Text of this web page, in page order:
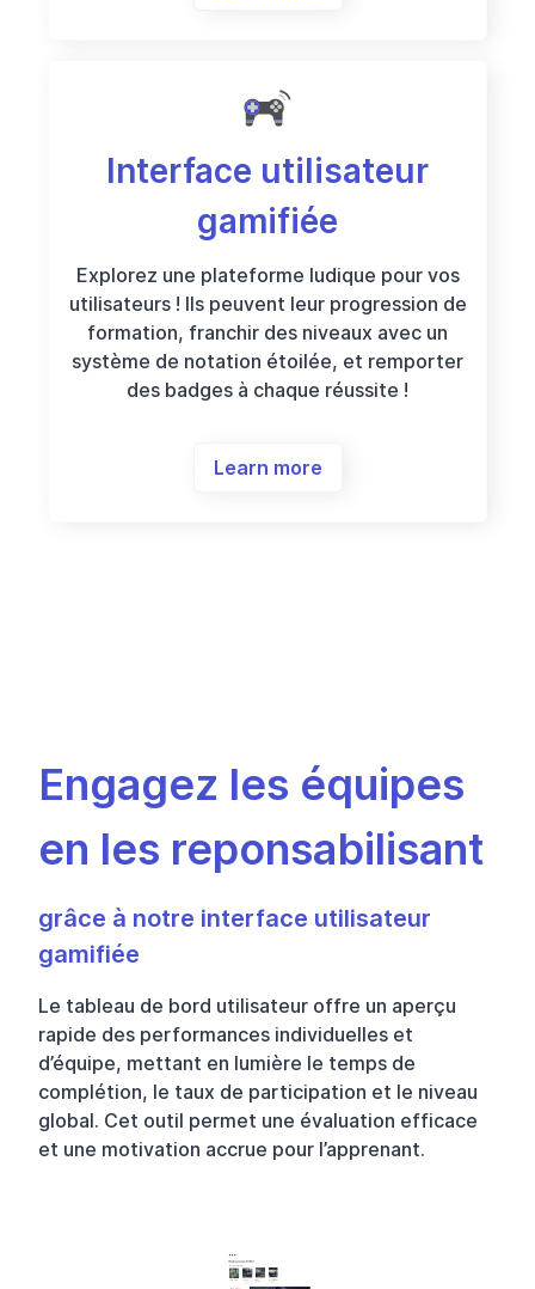
Interface utilisateur
gamifiée
Explorez une plateforme ludique pour vos
utilisateurs ! Ils peuvent leur progression de
formation, franchir des niveaux avec un
système de notation étoilée, et remporter
des badges à chaque réussite !
Learn more
Engagez les équipes
en les reponsabilisant
grâce à notre interface utilisateur
gamifiée
Le tableau de bord utilisateur offre un aperçu
rapide des performances individuelles et
d’équipe, mettant en lumière le temps de
complétion, le taux de participation et le niveau
global. Cet outil permet une évaluation efficace
et une motivation accrue pour l’apprenant.